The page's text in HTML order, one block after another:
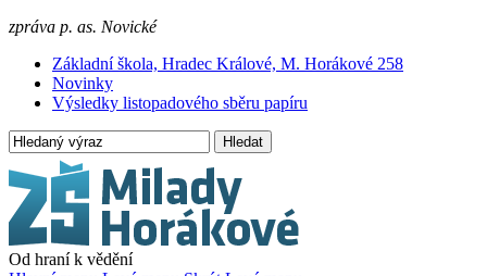
zpráva p. as. Novické
Základní škola, Hradec Králové, M. Horákové 258
Novinky
Výsledky listopadového sběru papíru
Hledat
Od hraní k vědění